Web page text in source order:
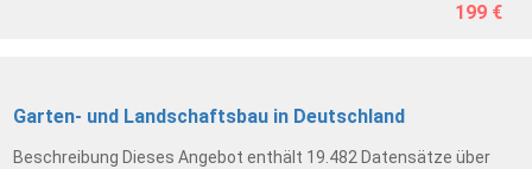
199 €
Garten- und Landschaftsbau in Deutschland
Beschreibung Dieses Angebot enthält 19.482 Datensätze über